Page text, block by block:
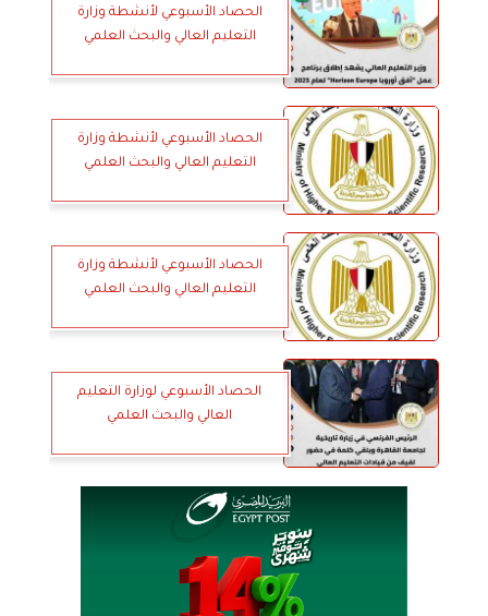
الحصاد الأسبوعي لأنشطة وزارة
التعليم العالي والبحث العلمي
الحصاد الأسبوعي لأنشطة وزارة
التعليم العالي والبحث العلمي
الحصاد الأسبوعي لأنشطة وزارة
التعليم العالي والبحث العلمي
الحصاد الأسبوعي لوزارة التعليم
العالي والبحث العلمي